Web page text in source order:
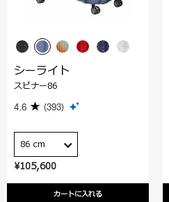
¥105,600
カートに入れる
シーライト
スピナー86
4.6 (393)
86 cm